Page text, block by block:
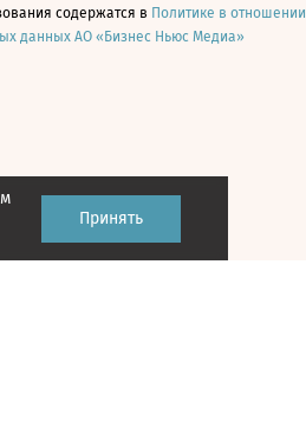
Принять
содержатся в Политике в отношении
данных АО «Бизнес Ньюс Медиа»